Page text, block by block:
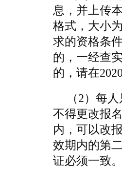
息，并上传
格式，大小
求的资格条
的，一经查
的，请在
（2）每
不得更改报
内，可以改
效期内的第
证必须一致